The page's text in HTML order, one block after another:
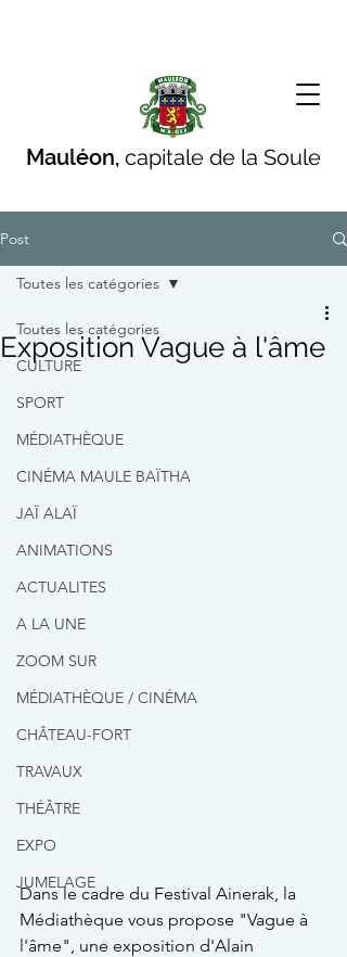
Mauléon, capitale de la Soule
Post
Toutes les catégories
CULTURE
SPORT
MÉDIATHÈQUE
CINÉMA MAULE BAÏTHA
JAÏ ALAÏ
ANIMATIONS
ACTUALITES
A LA UNE
ZOOM SUR
MÉDIATHÈQUE / CINÉMA
CHÂTEAU-FORT
TRAVAUX
THÉÂTRE
EXPO
JUMELAGE
Toutes les catégories
Exposition Vague à l'âme
Dans le cadre du Festival Ainerak, la
Médiathèque vous propose "Vague à
l'âme", une exposition d'Alain